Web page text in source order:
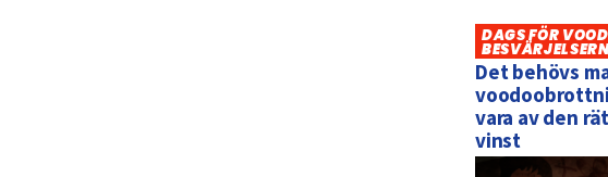
DAGS FÖR
Det behövs
vara av den
vinst